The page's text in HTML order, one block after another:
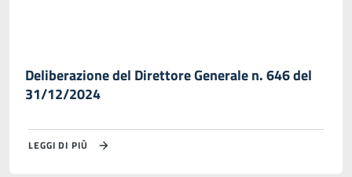
Deliberazione del Direttore Generale n. 646 del
31/12/2024
LEGGI DI PIÙ